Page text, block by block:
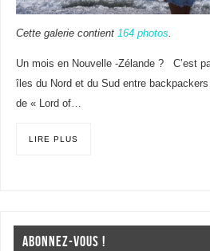
Cette galerie contient 164 photos
Un mois en Nouvelle -Zélande ? C’est
îles du Nord et du Sud entre
de « Lord of…
LIRE PLUS
ABONNEZ-VOUS !